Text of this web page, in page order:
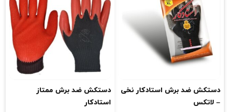
دستکش ضد برش استادکار نخی
– لاتکس
دستکش ضد برش ممتاز
استادکار